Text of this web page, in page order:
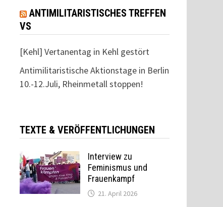
ANTIMILITARISTISCHES TREFFEN
VS
[Kehl] Vertanentag in Kehl gestört
Antimilitaristische Aktionstage in Berlin
10.-12.Juli, Rheinmetall stoppen!
TEXTE & VERÖFFENTLICHUNGEN
Interview zu
Feminismus und
Frauenkampf
21. April 2026